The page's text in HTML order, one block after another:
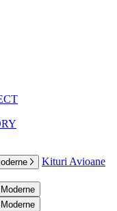
Kituri Avioane